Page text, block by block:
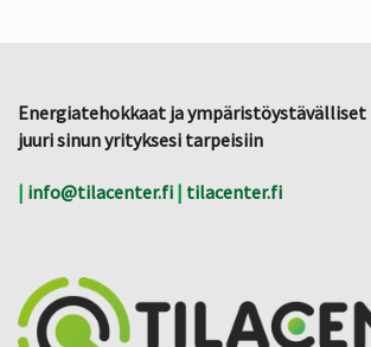
Energiatehokkaat ja
juuri sinun yrityksesi tarpeisiin
| info@tilacenter.fi | tilacenter.fi